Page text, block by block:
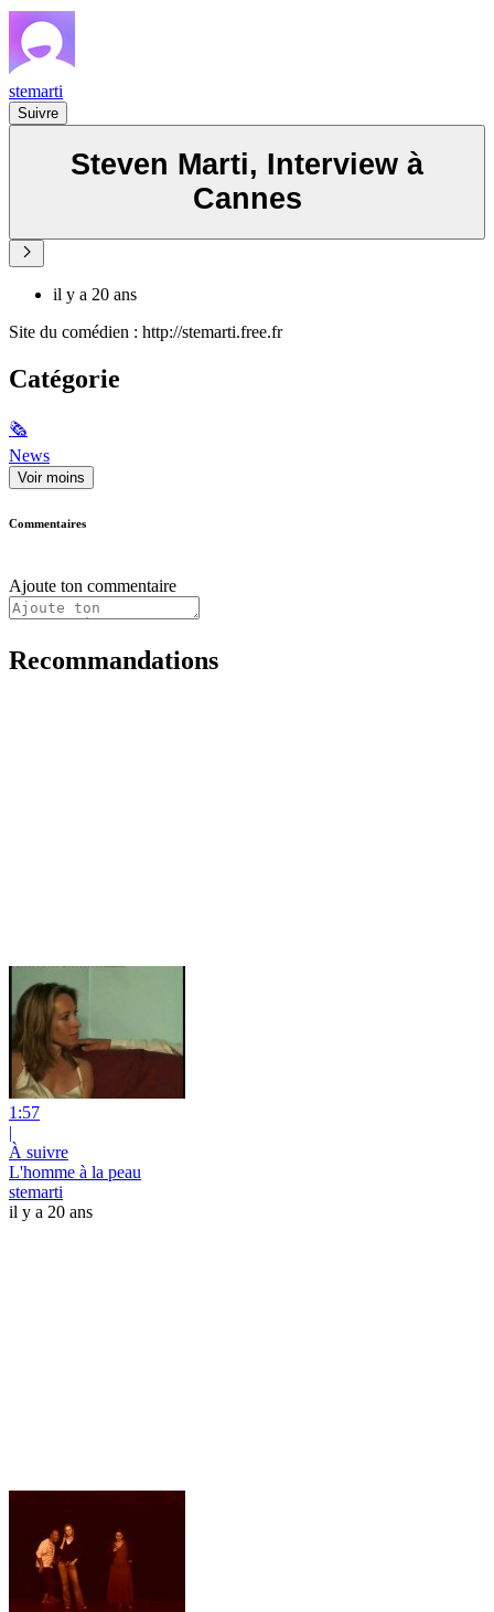
stemarti
Suivre
Steven Marti, Interview à
Cannes
il y a 20 ans
Site du comédien : http://stemarti.free.fr
Catégorie
🗞
News
Voir moins
Commentaires
Ajoute ton commentaire
Recommandations
1:57
|
À suivre
L'homme à la peau
stemarti
il y a 20 ans